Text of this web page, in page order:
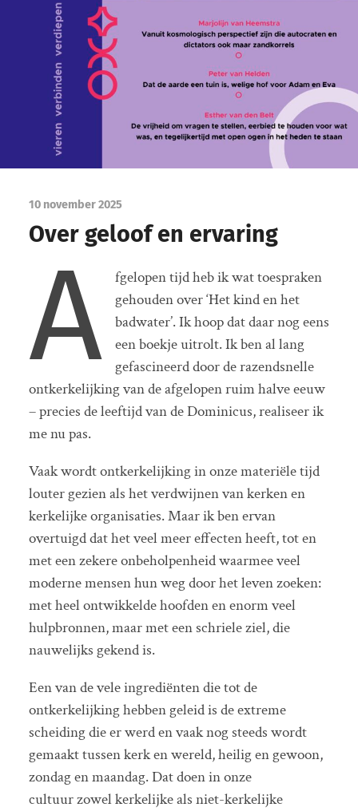
10 november 2025
Over geloof en ervaring
A
fgelopen tijd heb ik wat toespraken
gehouden over ‘Het kind en het
badwater’. Ik hoop dat daar nog eens
een boekje uitrolt. Ik ben al lang
gefascineerd door de razendsnelle
ontkerkelijking van de afgelopen ruim halve eeuw
– precies de leeftijd van de Dominicus, realiseer ik
me nu pas.
Vaak wordt ontkerkelijking in onze materiële tijd
louter gezien als het verdwijnen van kerken en
kerkelijke organisaties. Maar ik ben ervan
overtuigd dat het veel meer effecten heeft, tot en
met een zekere onbeholpenheid waarmee veel
moderne mensen hun weg door het leven zoeken:
met heel ontwikkelde hoofden en enorm veel
hulpbronnen, maar met een schriele ziel, die
nauwelijks gekend is.
Een van de vele ingrediënten die tot de
ontkerkelijking hebben geleid is de extreme
scheiding die er werd en vaak nog steeds wordt
gemaakt tussen kerk en wereld, heilig en gewoon,
zondag en maandag. Dat doen in onze
cultuur zowel kerkelijke als niet-kerkelijke